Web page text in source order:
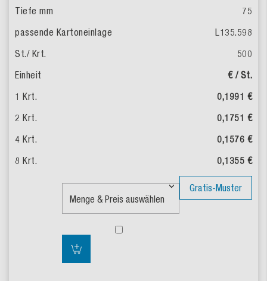
75
L135.598
500
€ / St.
0,1991 €
0,1751 €
0,1576 €
0,1355 €
Gratis-Muster